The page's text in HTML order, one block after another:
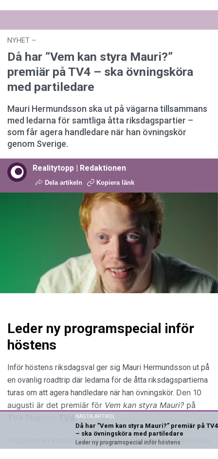
NYHET –
Då har ”Vem kan styra Mauri?”
premiär på TV4 – ska övningsköra
med partiledare
Mauri Hermundsson ska ut på vägarna tillsammans
med ledarna för samtliga åtta riksdagspartier –
som får agera handledare när han övningskör
genom Sverige.
Realitytopp | Redaktionen
Dela artikeln Kopiera länk
Leder ny programspecial inför
höstens
Inför höstens riksdagsval ger sig Mauri Hermundsson ut på
en ovanlig roadtrip där ledarna för de åtta riksdagspartierna
turas om att agera handledare när han övningskör. Den 10
augusti är det premiär för Vem kan styra Mauri? på
.
Programmet kombinerar personliga intervjuer med oväntade
NÄSTA ARTIKEL
Då har ”Vem kan styra Mauri?” premiär på TV4
– ska övningsköra med partiledare
Leder ny programspecial inför höstens